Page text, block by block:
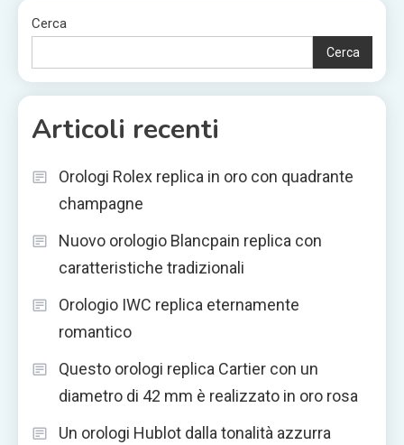
Cerca
Cerca
Articoli recenti
Orologi Rolex replica in oro con quadrante
champagne
Nuovo orologio Blancpain replica con
caratteristiche tradizionali
Orologio IWC replica eternamente
romantico
Questo orologi replica Cartier con un
diametro di 42 mm è realizzato in oro rosa
Un orologi Hublot dalla tonalità azzurra